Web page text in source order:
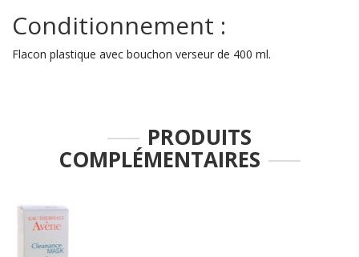
Conditionnement :
Flacon plastique avec bouchon verseur de 400 ml.
PRODUITS
COMPLÉMENTAIRES